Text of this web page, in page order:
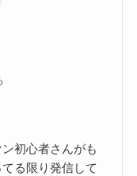
初心者さんがも
る限り発信して